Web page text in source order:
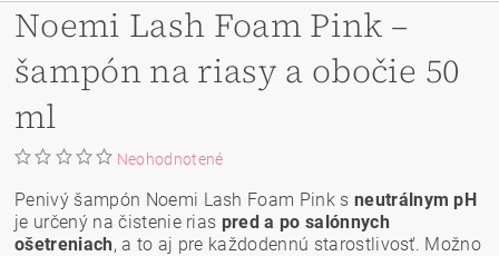
Noemi Lash Foam Pink –
šampón na riasy a obočie 50
ml
Neohodnotené
Penivý šampón Noemi Lash Foam Pink s neutrálnym pH
je určený na čistenie rias pred a po salónnych
ošetreniach, a to aj pre každodennú starostlivosť. Možno